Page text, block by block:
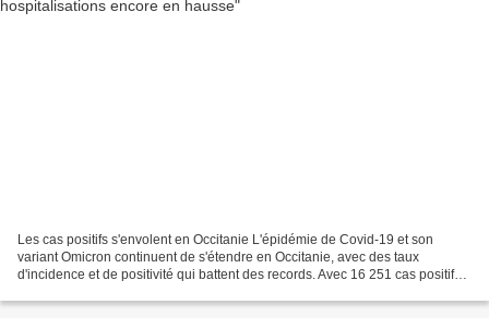
Les cas positifs s'envolent en Occitanie L'épidémie de Covid-19 et son
variant Omicron continuent de s'étendre en Occitanie, avec des taux
d'incidence et de positivité qui battent des records. Avec 16 251 cas positifs